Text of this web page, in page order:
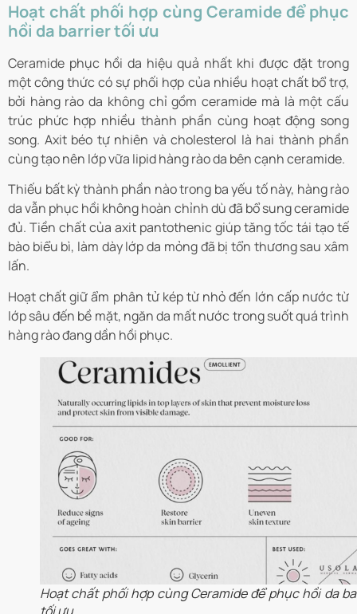
Hoạt chất phối hợp cùng Ceramide để phục
hồi da barrier tối ưu
Ceramide phục hồi da hiệu quả nhất khi được đặt trong
một công thức có sự phối hợp của nhiều hoạt chất bổ trợ,
bởi hàng rào da không chỉ gồm ceramide mà là một cấu
trúc phức hợp nhiều thành phần cùng hoạt động song
song. Axit béo tự nhiên và cholesterol là hai thành phần
cùng tạo nên lớp vữa lipid hàng rào da bên cạnh ceramide.
Thiếu bất kỳ thành phần nào trong ba yếu tố này, hàng rào
da vẫn phục hồi không hoàn chỉnh dù đã bổ sung ceramide
đủ. Tiền chất của axit pantothenic giúp tăng tốc tái tạo tế
bào biểu bì, làm dày lớp da mỏng đã bị tổn thương sau xâm
lấn.
Hoạt chất giữ ẩm phân tử kép từ nhỏ đến lớn cấp nước từ
lớp sâu đến bề mặt, ngăn da mất nước trong suốt quá trình
hàng rào đang dần hồi phục.
Hoạt chất phối hợp cùng Ceramide để phục hồi da